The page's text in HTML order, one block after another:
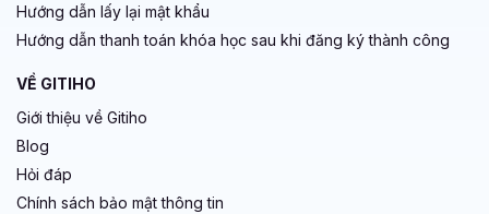
Hướng dẫn lấy lại mật khẩu
Hướng dẫn thanh toán khóa học sau khi đăng ký thành công
VỀ GITIHO
Giới thiệu về Gitiho
Blog
Hỏi đáp
Chính sách bảo mật thông tin